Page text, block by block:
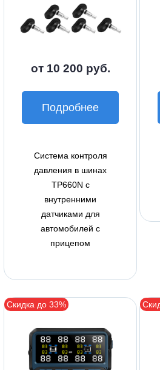
от 10 200 руб.
Подробнее
Система контроля
давления в шинах
TP660N с
внутренними
датчиками для
автомобилей с
прицепом
Скидка до 33%